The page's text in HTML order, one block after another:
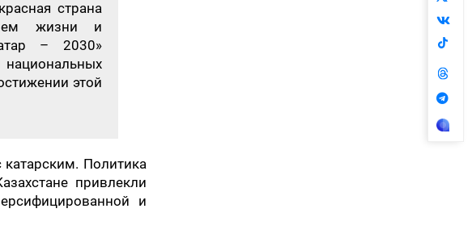
страна
жизни и
– 2030»
национальных
этой
Политика
привлекли
и